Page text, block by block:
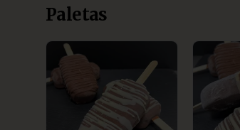
Paletas